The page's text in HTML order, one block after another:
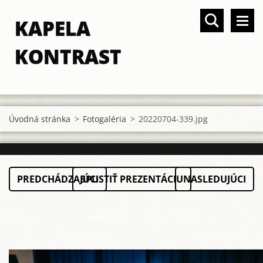
KAPELA
KONTRAST
Úvodná stránka > Fotogaléria > 20220704-339.jpg
PREDCHÁDZAJÚCISPUSTIŤ PREZENTÁCIUNASLEDUJÚCI